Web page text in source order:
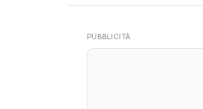
PUBBLICITÀ